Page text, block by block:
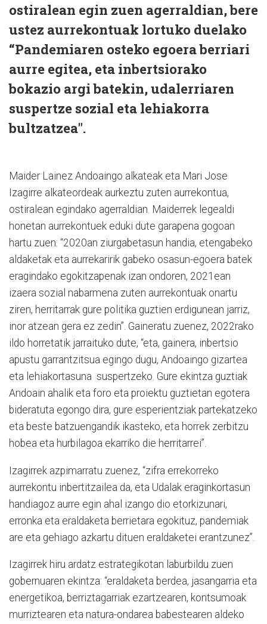
ostiralean egin zuen agerraldian, bere
ustez aurrekontuak lortuko duelako
“Pandemiaren osteko egoera berriari
aurre egitea, eta inbertsiorako
bokazio argi batekin, udalerriaren
suspertze sozial eta lehiakorra
bultzatzea".
Maider Lainez Andoaingo alkateak eta Mari Jose
Izagirre alkateordeak aurkeztu zuten aurrekontua,
ostiralean egindako agerraldian. Maiderrek legealdi
honetan aurrekontuek eduki dute garapena gogoan
hartu zuen: “2020an ziurgabetasun handia, etengabeko
aldaketak eta aurrekaririk gabeko osasun-egoera batek
eragindako egokitzapenak izan ondoren, 2021ean
izaera sozial nabarmena zuten aurrekontuak onartu
ziren, herritarrak gure politika guztien erdigunean jarriz,
inor atzean gera ez zedin”. Gaineratu zuenez, 2022rako
ildo horretatik jarraituko dute, “eta, gainera, inbertsio
apustu garrantzitsua egingo dugu, Andoaingo gizartea
eta lehiakortasuna suspertzeko. Gure ekintza guztiak
Andoain ahalik eta foro eta proiektu guztietan egotera
bideratuta egongo dira, gure esperientziak partekatzeko
eta beste batzuengandik ikasteko, eta horrek zerbitzu
hobea eta hurbilagoa ekarriko die herritarrei”.
Izagirrek azpimarratu zuenez, “zifra errekorreko
aurrekontu inbertitzailea da, eta Udalak eraginkortasun
handiagoz aurre egin ahal izango dio etorkizunari,
erronka eta eraldaketa berrietara egokituz, pandemiak
are eta gehiago azkartu dituen eraldaketei erantzunez”.
Izagirrek hiru ardatz estrategikotan laburbildu zuen
gobernuaren ekintza: “eraldaketa berdea, jasangarria eta
energetikoa, berriztagarriak ezartzearen, kontsumoak
murriztearen eta natura-ondarea babestearen aldeko